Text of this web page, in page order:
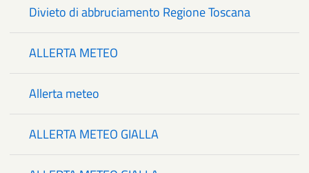
Divieto di abbruciamento Regione Toscana
ALLERTA METEO
Allerta meteo
ALLERTA METEO GIALLA